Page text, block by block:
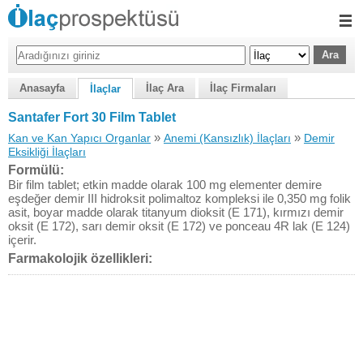
Anasayfa İlaçlar İlaç Ara İlaç Firmaları
Santafer Fort 30 Film Tablet
Kan ve Kan Yapıcı Organlar » Anemi (Kansızlık) İlaçları » Demir
Eksikliği İlaçları
Formülü:
Bir film tablet; etkin madde olarak 100 mg elementer demire
eşdeğer demir III hidroksit polimaltoz kompleksi ile 0,350 mg folik
asit, boyar madde olarak titanyum dioksit (E 171), kırmızı demir
oksit (E 172), sarı demir oksit (E 172) ve ponceau 4R lak (E 124)
içerir.
Farmakolojik özellikleri: